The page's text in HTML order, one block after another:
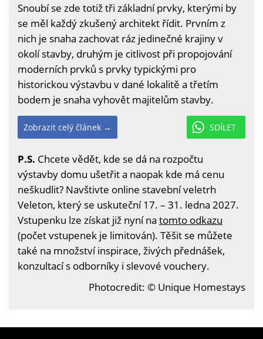
Snoubí se zde totiž tři základní prvky, kterými by
se měl každý zkušený architekt řídit. Prvním z
nich je snaha zachovat ráz jedinečné krajiny v
okolí stavby, druhým je citlivost při propojování
moderních prvků s prvky typickými pro
historickou výstavbu v dané lokalitě a třetím
bodem je snaha vyhovět majitelům stavby.
SDÍLET
Zobrazit celý článek →
P.S. Chcete vědět, kde se dá na rozpočtu
výstavby domu ušetřit a naopak kde má cenu
neškudlit? Navštivte online stavební veletrh
Veleton, který se uskuteční 17. – 31. ledna 2027.
Vstupenku lze získat již nyní na tomto odkazu
(počet vstupenek je limitován). Těšit se můžete
také na množství inspirace, živých přednášek,
konzultací s odborníky i slevové vouchery.
Photocredit: © Unique Homestays